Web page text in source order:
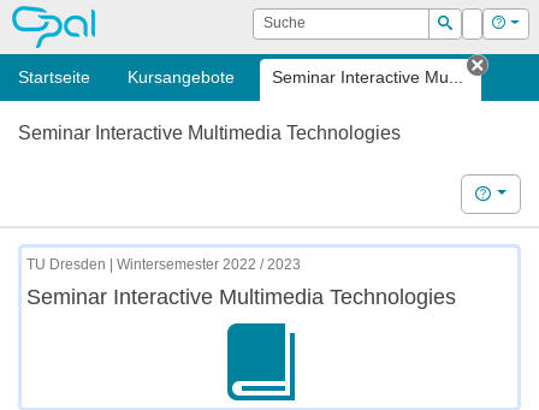
OPAL Suche
Suchen
Login Hilfe
Startseite Kursangebote Seminar Interactive Mu...
Tab
Seminar Interactive Multimedia Technologies
Hilfe
TU Dresden | Wintersemester 2022 / 2023
Seminar Interactive Multimedia Technologies